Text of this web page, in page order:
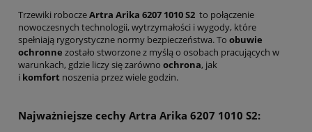
Trzewiki roboczeArtra Arika 6207 1010 S2 to połączenie
nowoczesnych technologii, wytrzymałości i wygody, które
spełniają rygorystyczne normy bezpieczeństwa. To obuwie
ochronne zostało stworzone z myślą o osobach pracujących w
warunkach, gdzie liczy się zarówno ochrona, jak
i komfort noszenia przez wiele godzin.
Najważniejsze cechy Artra Arika 6207 1010 S2: